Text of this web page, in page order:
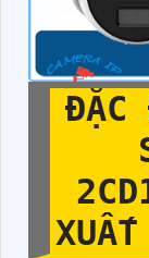
ĐẶC